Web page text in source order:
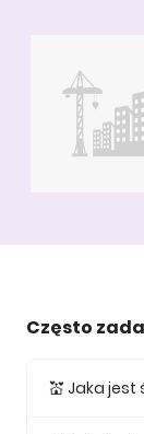
Często
💒 Jaka